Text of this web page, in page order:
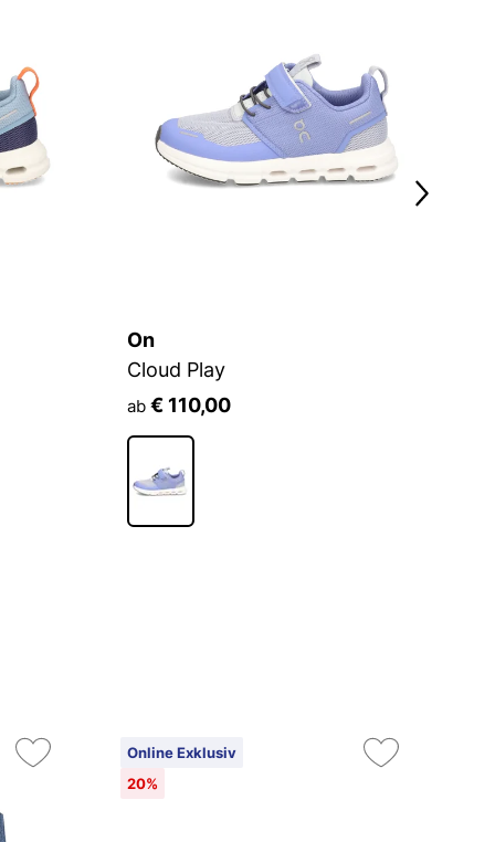
On
Cloud Play
ab € 110,00
Online Exklusiv
20%